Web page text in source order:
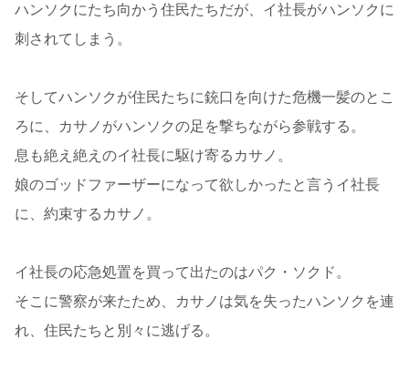
ハンソクにたち向かう住民たちだが、イ社長がハンソクに
刺されてしまう。
そしてハンソクが住民たちに銃口を向けた危機一髪のとこ
ろに、カサノがハンソクの足を撃ちながら参戦する。
息も絶え絶えのイ社長に駆け寄るカサノ。
娘のゴッドファーザーになって欲しかったと言うイ社長
に、約束するカサノ。
イ社長の応急処置を買って出たのはパク・ソクド。
そこに警察が来たため、カサノは気を失ったハンソクを連
れ、住民たちと別々に逃げる。